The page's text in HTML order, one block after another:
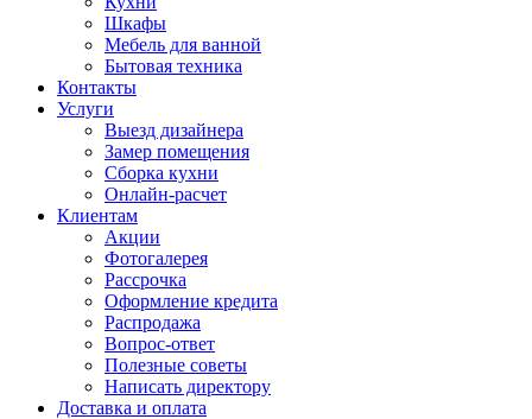
Шкафы
Мебель для ванной
Бытовая техника
Контакты
Услуги
Выезд дизайнера
Замер помещения
Сборка кухни
Онлайн-расчет
Клиентам
Акции
Фотогалерея
Рассрочка
Оформление кредита
Распродажа
Вопрос-ответ
Полезные советы
Написать директору
Доставка и оплата